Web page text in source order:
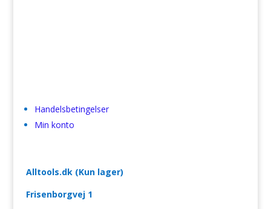
Handelsbetingelser
Min konto
Alltools.dk (Kun lager)
Frisenborgvej 1